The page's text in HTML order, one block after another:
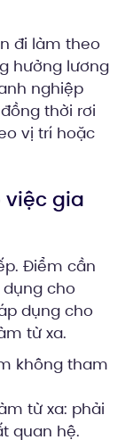
đi làm theo
hưởng lương
nghiệp
thời rơi
vị trí hoặc
việc gia
Điểm cần
cho
dụng cho
từ xa.
không tham
từ xa: phải
quan hệ.